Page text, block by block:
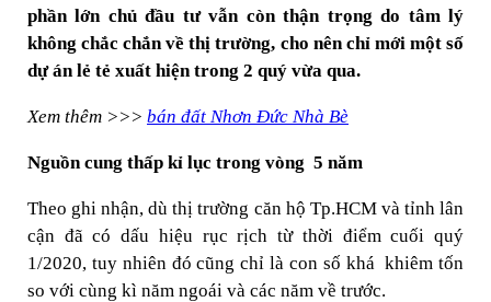
phần lớn chủ đầu tư vẫn còn thận trọng do tâm lý
không chắc chắn về thị trường, cho nên chỉ mới một số
dự án lẻ tẻ xuất hiện trong 2 quý vừa qua.
Xem thêm >>> bán đất Nhơn Đức Nhà Bè
Nguồn cung thấp kỉ lục trong vòng 5 năm
Theo ghi nhận, dù thị trường căn hộ Tp.HCM và tỉnh lân
cận đã có dấu hiệu rục rịch từ thời điểm cuối quý
1/2020, tuy nhiên đó cũng chỉ là con số khá khiêm tốn
so với cùng kì năm ngoái và các năm về trước.